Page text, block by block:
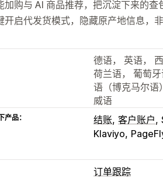
加购与 AI 商品推荐，把沉淀下来的查
开启代发货模式，隐藏原产地信息，
德语， 英语，
荷兰语， 葡萄
语（博克马尔语
威语
产品： 结账 客户账户
Klaviyo
订单跟踪